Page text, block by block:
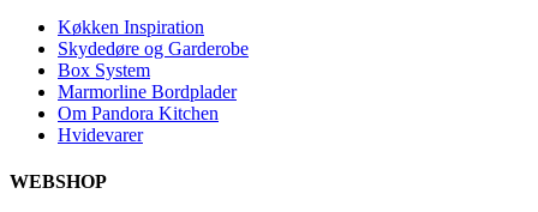
Køkken Inspiration
Skydedøre og Garderobe
Box System
Marmorline Bordplader
Om Pandora Kitchen
Hvidevarer
WEBSHOP